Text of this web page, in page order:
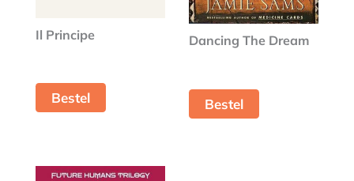
Il Principe
Bestel
Dancing The Dream
Bestel